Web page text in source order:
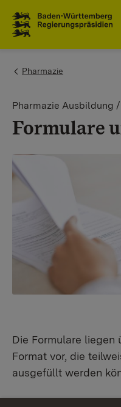
You are here:
Pharmazie
Pharmazie Ausbildung
Formulare
Die Formulare liegen
Format vor, die
ausgefüllt werden